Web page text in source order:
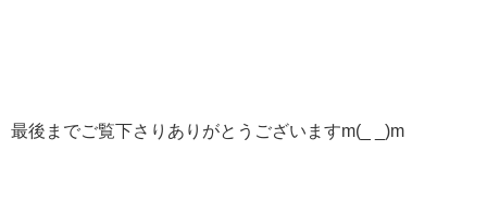
最後までご覧下さりありがとうございますm(_ _)m